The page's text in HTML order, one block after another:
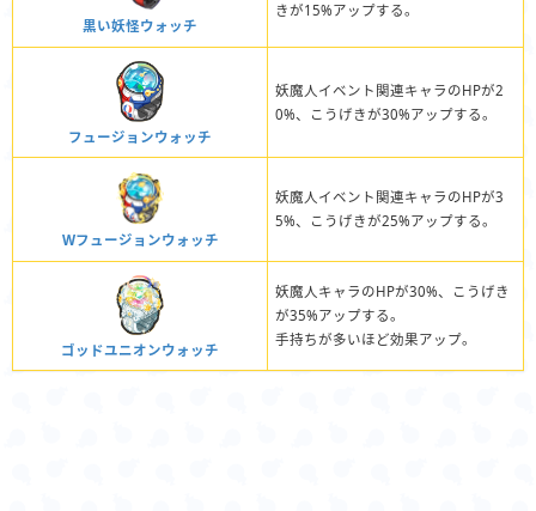
黒い妖怪ウォッチ
きが15%アップする。
フュージョンウォッチ
妖魔人イベント関連キャラのHPが2
0%、こうげきが30%アップする。
Wフュージョンウォッチ
妖魔人イベント関連キャラのHPが3
5%、こうげきが25%アップする。
ゴッドユニオンウォッチ
妖魔人キャラのHPが30%、こうげき
が35%アップする。
手持ちが多いほど効果アップ。